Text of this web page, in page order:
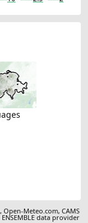
,Open-Meteo.com,CAMS
ENSEMBLE data provider